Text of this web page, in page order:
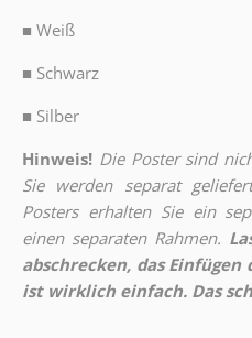
■ Weiß
■ Schwarz
■ Silber
Hinweis! Die Poster sind
Sie werden separat
Posters erhalten Sie ein
einen separaten Rahmen.
abschrecken, das Einfügen
ist wirklich einfach. Das